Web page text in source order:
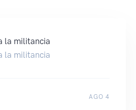
la militancia
la militancia
AGO 4